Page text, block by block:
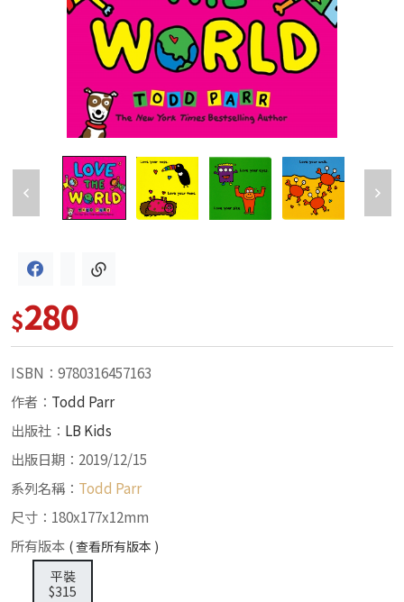
$280
ISBN：9780316457163
作者： Todd Parr
出版社： LB Kids
出版日期：2019/12/15
系列名稱： Todd Parr
尺寸：180x177x12mm
所有版本 ( 查看所有版本 )
平裝
$315